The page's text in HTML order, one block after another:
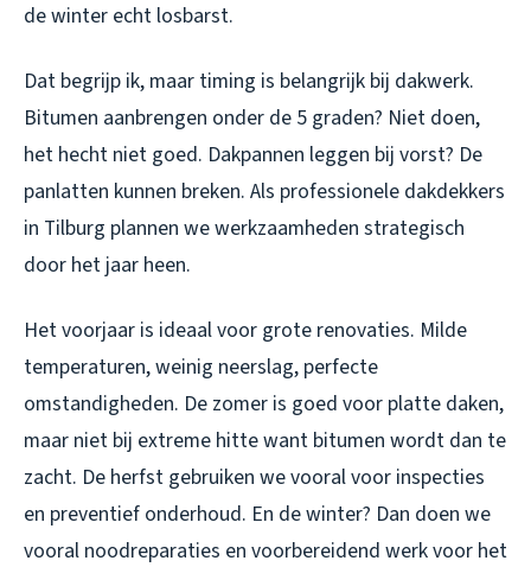
de winter echt losbarst.
Dat begrijp ik, maar timing is belangrijk bij dakwerk.
Bitumen aanbrengen onder de 5 graden? Niet doen,
het hecht niet goed. Dakpannen leggen bij vorst? De
panlatten kunnen breken. Als professionele dakdekkers
in Tilburg plannen we werkzaamheden strategisch
door het jaar heen.
Het voorjaar is ideaal voor grote renovaties. Milde
temperaturen, weinig neerslag, perfecte
omstandigheden. De zomer is goed voor platte daken,
maar niet bij extreme hitte want bitumen wordt dan te
zacht. De herfst gebruiken we vooral voor inspecties
en preventief onderhoud. En de winter? Dan doen we
vooral noodreparaties en voorbereidend werk voor het